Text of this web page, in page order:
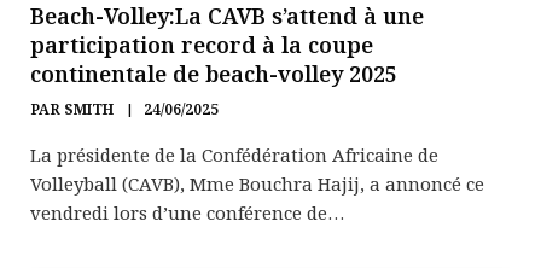
Beach-Volley:La CAVB s’attend à une
participation record à la coupe
continentale de beach-volley 2025
PAR SMITH 24/06/2025
La présidente de la Confédération Africaine de
Volleyball (CAVB), Mme Bouchra Hajij, a annoncé ce
vendredi lors d’une conférence de…